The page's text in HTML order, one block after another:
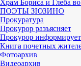
Храм Бориса и Глеба
ПОЭТЫ ЗЮЗИНО
Прокуратура
Прокурор разъясняет
Прокурор информирует
Книга почетных
Фотоархив
Видеоархив